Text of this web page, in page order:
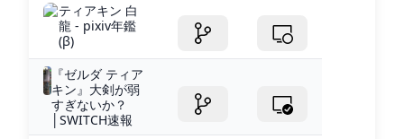
ティアキン 白
龍 - pixiv年鑑
(β)
『ゼルダ ティア
キン』大剣が弱
すぎないか？
│SWITCH速報